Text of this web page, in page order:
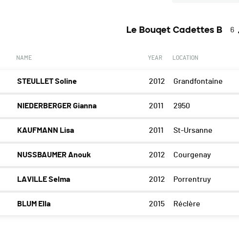
Le Bouqet Cadettes B 6
NAME YEAR LOCATION
STEULLET Soline 2012 Grandfontaine
NIEDERBERGER Gianna 2011 2950
KAUFMANN Lisa 2011 St-Ursanne
NUSSBAUMER Anouk 2012 Courgenay
LAVILLE Selma 2012 Porrentruy
BLUM Ella 2015 Réclère